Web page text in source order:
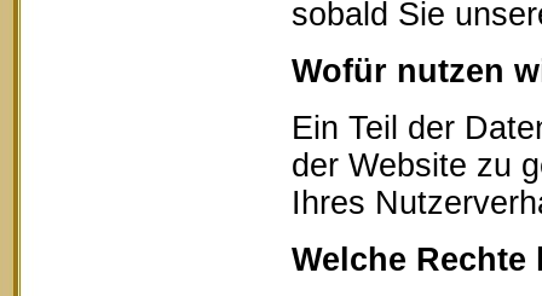
sobald Sie
Wofür nutzen
Ein Teil der
der Website zu
Ihres
Welche